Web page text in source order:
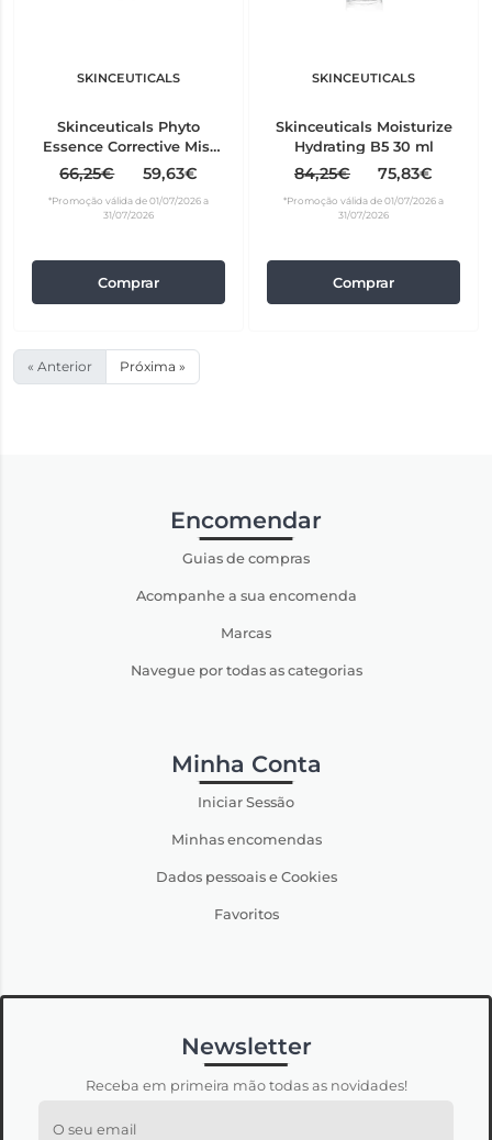
SKINCEUTICALS
Skinceuticals Phyto
Essence Corrective Mist
50 ml
66,25€ 59,63€
*Promoção válida de 01/07/2026 a
31/07/2026
Comprar
SKINCEUTICALS
Skinceuticals Moisturize
Hydrating B5 30 ml
84,25€ 75,83€
*Promoção válida de 01/07/2026 a
31/07/2026
Comprar
« Anterior Próxima »
Encomendar
Guias de compras
Acompanhe a sua encomenda
Marcas
Navegue por todas as categorias
Minha Conta
Iniciar Sessão
Minhas encomendas
Dados pessoais e Cookies
Favoritos
Newsletter
Receba em primeira mão todas as novidades!
O seu email